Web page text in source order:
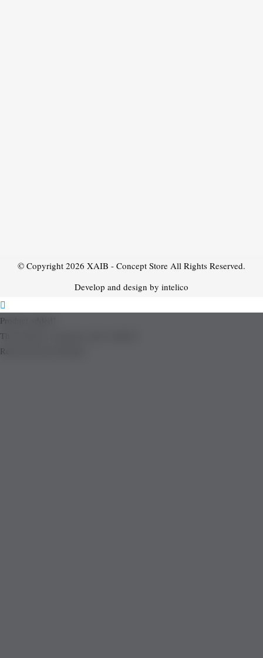
© Copyright 2026 XAIB - Concept Store All Rights Reserved.
Develop and design by intelico
Product added!
The product is already in the wishlist!
Removed from Wishlist